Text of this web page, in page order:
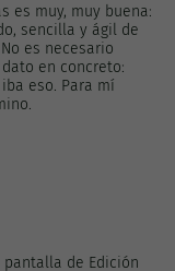
es muy, muy buena:
sencilla y ágil de
es necesario
en concreto:
eso. Para mí
pantalla de Edición